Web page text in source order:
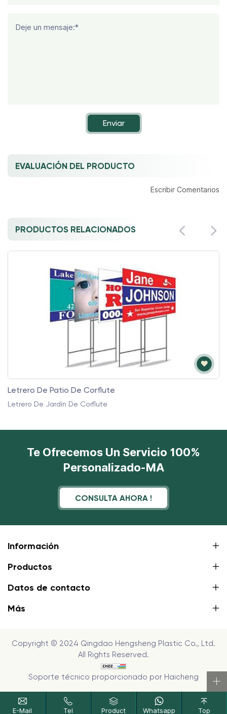
Deje un mensaje:*
Enviar
EVALUACIÓN DEL PRODUCTO
Escribir Comentarios
PRODUCTOS RELACIONADOS
Letrero De Jardín De Trump Vance 2024
Letrero De Jardín De Corflute
Te Ofrecemos Un Servicio 100%
Personalizado-MA
CONSULTA AHORA !
Información
Productos
Datos de contacto
Más
Copyright © 2024 Qingdao Hengsheng Plastic Co., Ltd.
All Rights Reserved.
Soporte técnico proporcionado por Haicheng
E-Mail Tel Product Whatsapp Top